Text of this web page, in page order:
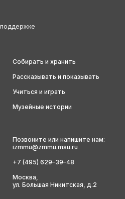
поддержке
Собирать и хранить
Рассказывать и показывать
Учиться и играть
Музейные истории
Позвоните или напишите нам:
izmmu@zmmu.msu.ru
+7 (495) 629–39–48
Москва,
ул. Большая Никитская, д.2